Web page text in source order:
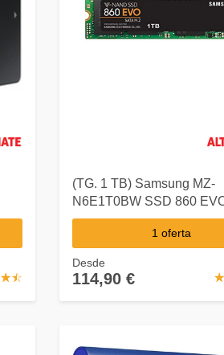
☆☆
★★
(TG. 1 TB) Samsung MZ-
N6E1T0BW SSD 860
1T, 2.5" SATA III, Verde/
1 oferta
☆
★
Desde
114,90 €